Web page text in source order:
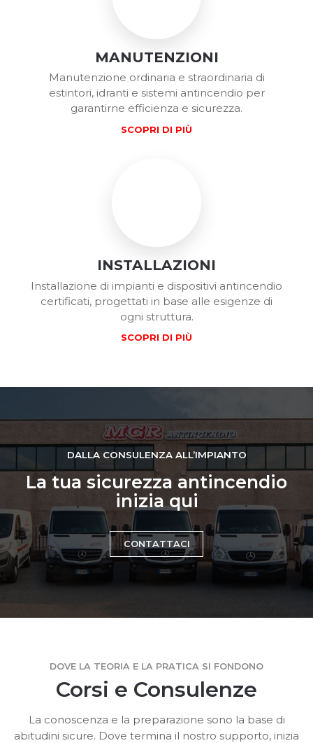
MANUTENZIONI
Manutenzione ordinaria e straordinaria di
estintori, idranti e sistemi antincendio per
garantirne efficienza e sicurezza.
SCOPRI DI PIÙ
INSTALLAZIONI
Installazione di impianti e dispositivi antincendio
certificati, progettati in base alle esigenze di
ogni struttura.
SCOPRI DI PIÙ
DALLA CONSULENZA ALL’IMPIANTO
La tua sicurezza antincendio
inizia qui
CONTATTACI
DOVE LA TEORIA E LA PRATICA SI FONDONO
Corsi e Consulenze
La conoscenza e la preparazione sono la base di
abitudini sicure. Dove termina il nostro supporto, inizia